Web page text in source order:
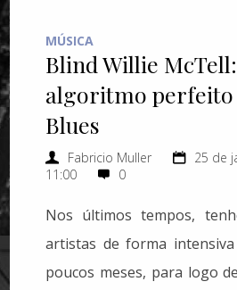
MÚSICA
Blind Willie
algoritmo
Blues
Fabricio Muller
25 de
11:00
0
Nos últimos tempos,
artistas de forma
poucos meses, para logo